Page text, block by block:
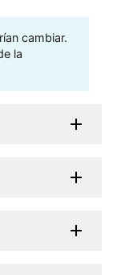
cambiar.
la